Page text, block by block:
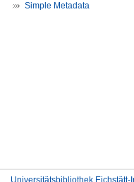
Simple Metadata
Universitätsbibliothek Eichstätt-